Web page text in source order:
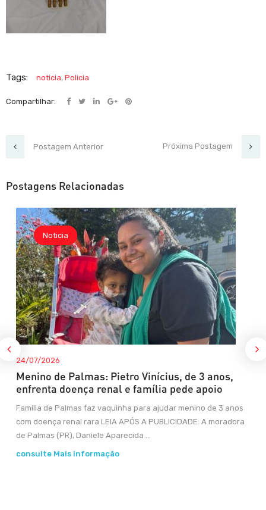
Tags: noticia, Policia
Compartilhar:
Postagem Anterior Próxima Postagem
Postagens Relacionadas
Noticia
24/07/2026
Menino de Palmas: Pietro Vinícius, de 3 anos,
enfrenta doença renal e família pede apoio
Família de Palmas faz vaquinha para ajudar menino de 3 anos
com doença renal rara LEIA APÓS A PUBLICIDADE: A moradora
de Palmas (PR), Daniele Aparecida ...
consulte Mais informação